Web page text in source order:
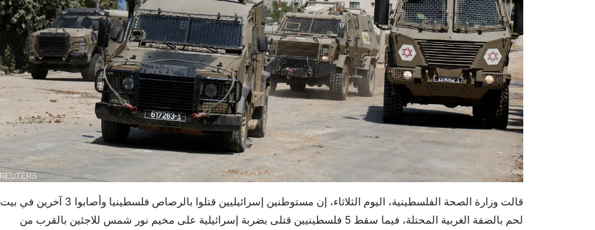
قالت وزارة الصحة الفلسطينية، اليوم الثلاثاء، إن مستوطنين إسرائيليين قتلوا بالرصاص فلسطينيا وأصابوا 3 آخرين في بيت
لحم بالضفة الغربية المحتلة، فيما سقط 5 فلسطينيين قتلى بضربة إسرائيلية على مخيم نور شمس للاجئين بالقرب من